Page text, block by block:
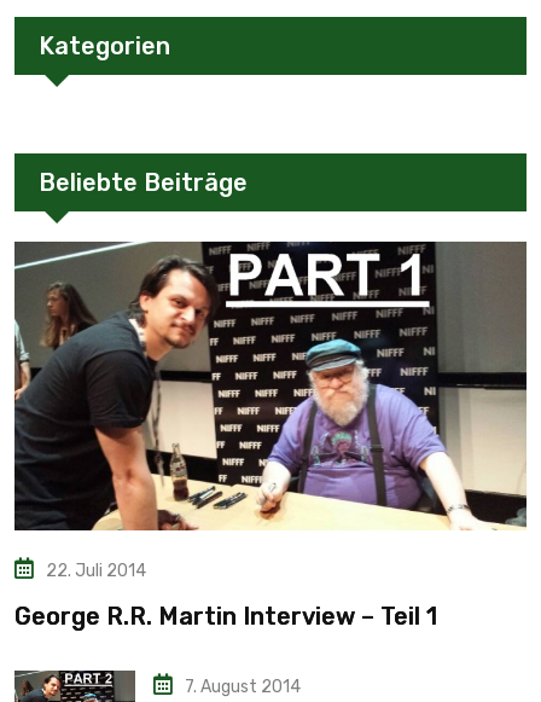
Kategorien
Beliebte Beiträge
22. Juli 2014
George R.R. Martin Interview – Teil 1
7. August 2014